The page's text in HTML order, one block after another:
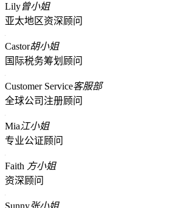
Lily曾小姐
亚太地区资深顾问
Castor胡小姐
国际税务筹划顾问
Customer Service客服部
全球公司注册顾问
Mia江小姐
专业公证顾问
Faith 方小姐
资深顾问